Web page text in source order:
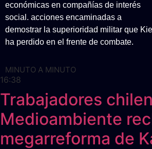
económicas en compañías de interés
social. acciones encaminadas a
demostrar la superioridad militar que
ha perdido en el frente de combate.
MINUTO A MINUTO
16:38
Trabajadores
Medioambiente
megarreforma de